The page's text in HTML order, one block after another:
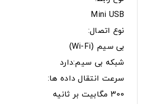
Mini USB
نوع اتصال:
بی سیم (Wi-Fi)
شبکه بی سیم:دارد
سرعت انتقال داده ها:
300 مگابیت بر ثانیه